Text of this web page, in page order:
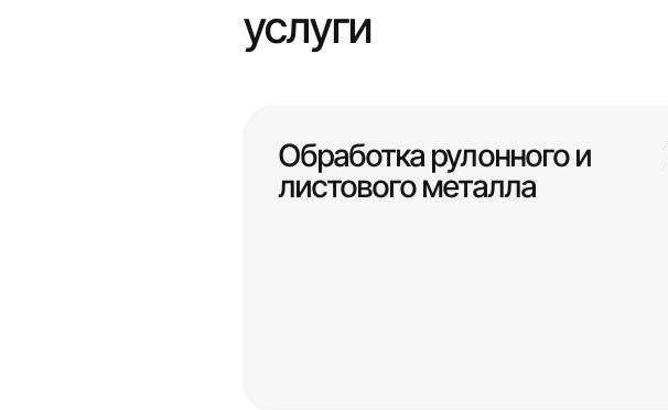
услуги
Обработка рулонного и
листового металла